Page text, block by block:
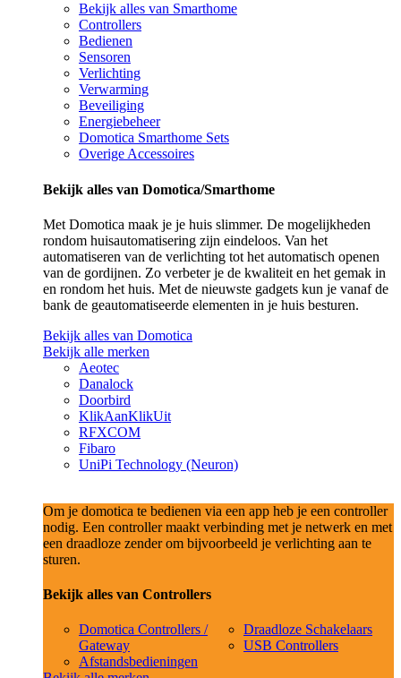
Bekijk alles van Smarthome
Controllers
Bedienen
Sensoren
Verlichting
Verwarming
Beveiliging
Energiebeheer
Domotica Smarthome Sets
Overige Accessoires
Bekijk alles van Domotica/Smarthome
Met Domotica maak je je huis slimmer. De mogelijkheden
rondom huisautomatisering zijn eindeloos. Van het
automatiseren van de verlichting tot het automatisch openen
van de gordijnen. Zo verbeter je de kwaliteit en het gemak in
en rondom het huis. Met de nieuwste gadgets kun je vanaf de
bank de geautomatiseerde elementen in je huis besturen.
Bekijk alles van Domotica
Bekijk alle merken
Aeotec
Danalock
Doorbird
KlikAanKlikUit
RFXCOM
Fibaro
UniPi Technology (Neuron)
Om je domotica te bedienen via een app heb je een controller
nodig. Een controller maakt verbinding met je netwerk en met
een draadloze zender om bijvoorbeeld je verlichting aan te
sturen.
Bekijk alles van Controllers
Domotica Controllers /
Gateway
Afstandsbedieningen
Draadloze Schakelaars
USB Controllers